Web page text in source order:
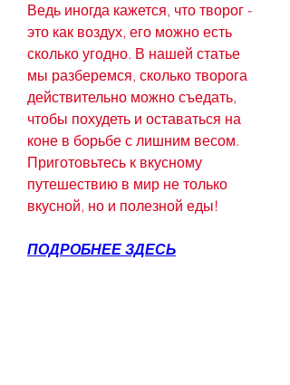
Ведь иногда кажется, что творог -
это как воздух, его можно есть
сколько угодно. В нашей статье
мы разберемся, сколько творога
действительно можно съедать,
чтобы похудеть и оставаться на
коне в борьбе с лишним весом.
Приготовьтесь к вкусному
путешествию в мир не только
вкусной, но и полезной еды!
ПОДРОБНЕЕ ЗДЕСЬ